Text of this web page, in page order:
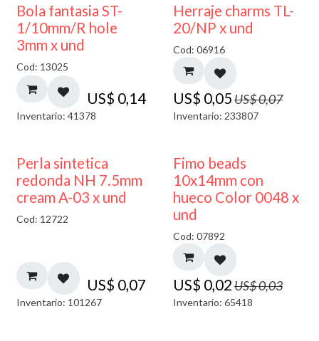
Bola fantasia ST-
1/10mm/R hole
3mm x und
Cod: 13025
US$ 0,14
Inventario: 41378
40% DESCUENTO
Herraje charms TL-
20/NP x und
Cod: 06916
US$ 0,05US$0,07
Inventario: 233807
Perla sintetica
redonda NH 7.5mm
cream A-03 x und
Cod: 12722
US$ 0,07
Inventario: 101267
50% DESCUENTO
Fimo beads
10x14mm con
hueco Color 0048 x
und
Cod: 07892
US$ 0,02US$0,03
Inventario: 65418